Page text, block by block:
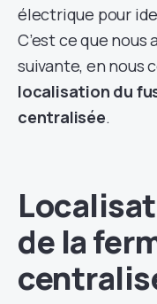
électrique pour
C’est ce que
suivante, en nous
localisation du
centralisée.
de la